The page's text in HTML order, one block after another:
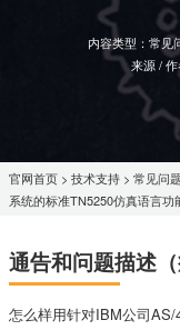
内容类型：常见
来源 /
官网首页 > 技术支持 > 常见问
系统的标准TN5250仿真语言功
通告和问题描述（
怎么样用针对IBM公司